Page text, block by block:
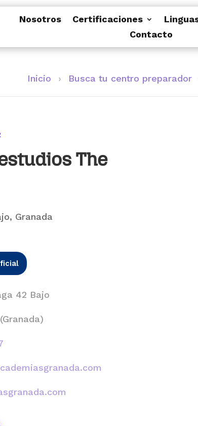
Nosotros Certificaciones
Contacto
Inicio › Busca tu centro preparador
The
Granada
42 Bajo